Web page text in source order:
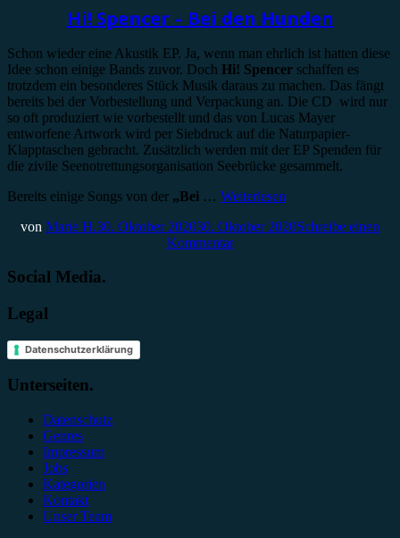
Hi! Spencer – Bei den Hunden
Schon wieder eine Akustik EP. Ja, wenn man ehrlich ist hatten diese
Idee schon einige Bands zuvor. Doch Hi! Spencer schaffen es
trotzdem ein besonderes Stück Musik daraus zu machen. Das fängt
bereits bei der Vorbestellung und Verpackung an. Die CD wird nur
so oft produziert wie vorbestellt und das von Lucas Mayer
entworfene Artwork wird per Siebdruck auf die Naturpapier-
Klapptaschen gebracht. Zusätzlich werden mit der EP Spenden für
die zivile Seenotrettungsorganisation Seebrücke gesammelt.
Bereits einige Songs von der „Bei … Weiterlesen
von Marie H.30. Oktober 202030. Oktober 2020Schreibe einen
Kommentar
Social Media.
Legal
Datenschutzerklärung
Unterseiten.
Datenschutz
Genres
Impressum
Jobs
Kategorien
Kontakt
Unser Team